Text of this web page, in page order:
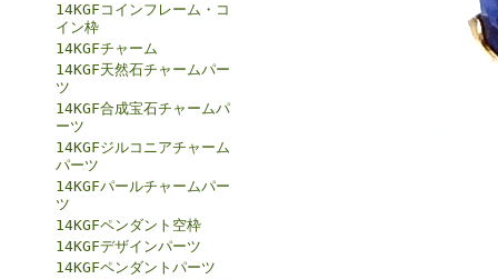
14KGFコインフレーム・コ
イン枠
14KGFチャーム
14KGF天然石チャームパー
ツ
14KGF合成宝石チャームパ
ーツ
14KGFジルコニアチャーム
パーツ
14KGFパールチャームパー
ツ
14KGFペンダント空枠
14KGFデザインパーツ
14KGFペンダントパーツ